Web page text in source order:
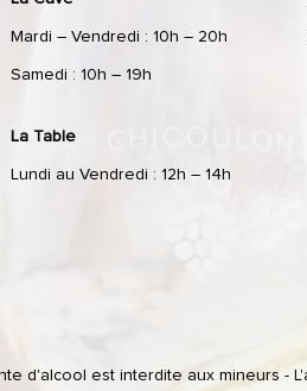
Mardi – Vendredi : 10h – 20h
Samedi : 10h – 19h
La Table
Lundi au Vendredi : 12h – 14h
d'alcool est interdite aux mineurs -